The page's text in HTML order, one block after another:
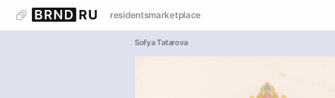
residentsmarketplace
Sofya Tatarova